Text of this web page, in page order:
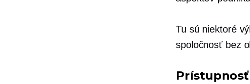
Tu sú niektoré
spoločnosť bez
Prístupnosť